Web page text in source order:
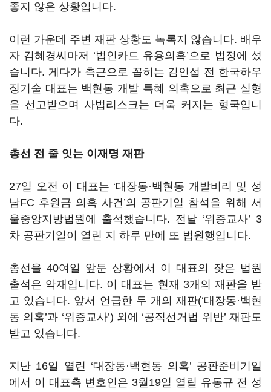
좋지 않은 상황입니다.
이런 가운데 주변 재판 상황도 녹록지 않습니다. 배우
자 김혜경씨마저 ‘법인카드 유용의혹’으로 법정에 섰
습니다. 게다가 측근으로 꼽히는 김인섭 전 한국하우
징기술 대표는 백현동 개발 특혜 의혹으로 최근 실형
을 선고받으며 사법리스크는 더욱 커지는 형국입니
다.
총선 전 줄 잇는 이재명 재판
27일 오전 이 대표는 ‘대장동·백현동 개발비리 및 성
남FC 후원금 의혹 사건’의 공판기일 참석을 위해 서
울중앙지방법원에 출석했습니다. 전날 ‘위증교사’ 3
차 공판기일이 열린 지 하루 만에 또 법원행입니다.
총선을 40여일 앞둔 상황에서 이 대표의 잦은 법원
출석은 악재입니다. 이 대표는 현재 3개의 재판을 받
고 있습니다. 앞서 언급한 두 개의 재판(‘대장동·백현
동 의혹’과 ‘위증교사’) 외에 ‘공직선거법 위반’ 재판도
받고 있습니다.
지난 16일 열린 ‘대장동·백현동 의혹’ 공판준비기일
에서 이 대표측 변호인은 3월19일 열릴 유동규 전 성